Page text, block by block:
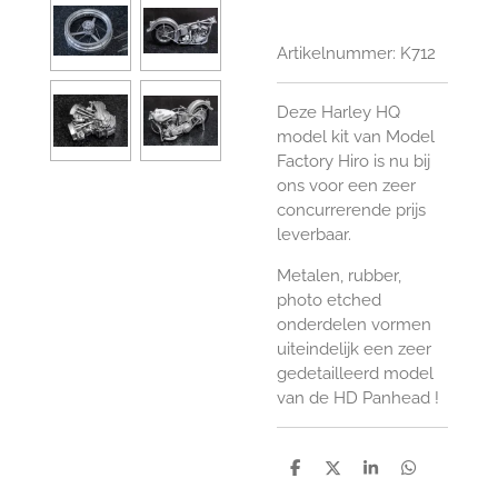
Artikelnummer: K712
Deze Harley HQ
model kit van Model
Factory Hiro is nu bij
ons voor een zeer
concurrerende prijs
leverbaar.
Metalen, rubber,
photo etched
onderdelen vormen
uiteindelijk een zeer
gedetailleerd model
van de HD Panhead !
D
D
S
D